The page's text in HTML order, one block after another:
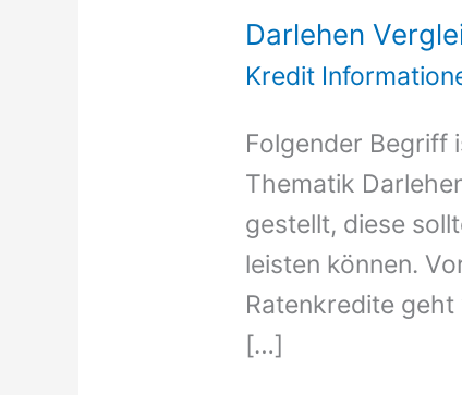
Darlehen
Kredit
Folgender Begriff
Thematik
gestellt, diese
leisten können.
Ratenkredite
[…]